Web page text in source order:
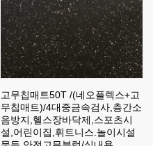
고무칩매트50T /(네오플렉스+고
무칩매트)/4대중금속검사,층간소
음방지,헬스장바닥제,스포츠시
설,어린이집,휘트니스.놀이시설